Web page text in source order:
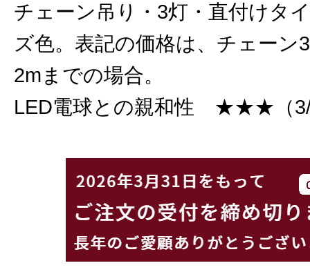
チェーン吊り・3灯・直付けタ
ズ色。表記の価格は、チェーン
2mまでの場合。
LED電球との親和性 ★★★（